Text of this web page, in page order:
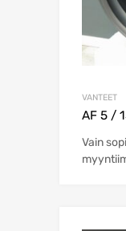
VANTEET
AF 5 /
Vain